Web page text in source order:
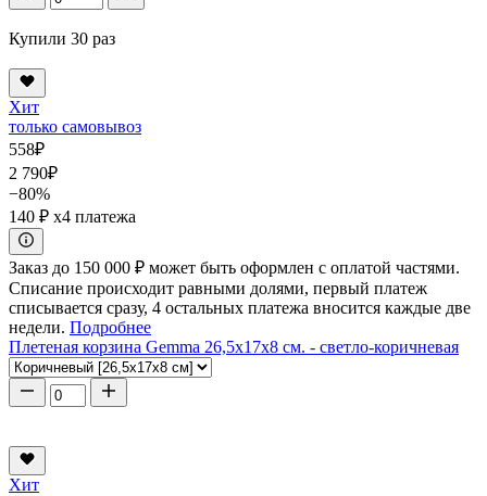
Купили 30 раз
Хит
только самовывоз
558₽
2 790₽
−80%
140 ₽ x4 платежа
Заказ до 150 000 ₽ может быть оформлен с оплатой частями.
Списание происходит равными долями, первый платеж
списывается сразу, 4 остальных платежа вносится каждые две
недели. Подробнее
Плетеная корзина Gemma 26,5x17x8 см. - светло-коричневая
Хит